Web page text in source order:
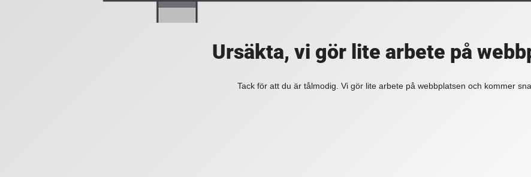
Ursäkta, vi gör lite arbete på
Tack för att du är tålmodig. Vi gör lite arbete på webbplatsen och kommer